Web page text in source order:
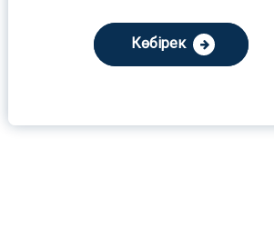
Көбірек